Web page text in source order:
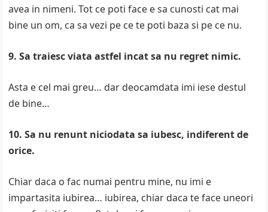
avea in nimeni. Tot ce poti face e sa cunosti cat mai
bine un om, ca sa vezi pe ce te poti baza si pe ce nu.
9. Sa traiesc viata astfel incat sa nu regret nimic.
Asta e cel mai greu… dar deocamdata imi iese destul
de bine…
10. Sa nu renunt niciodata sa iubesc, indiferent de
orice.
Chiar daca o fac numai pentru mine, nu imi e
impartasita iubirea… iubirea, chiar daca te face uneori